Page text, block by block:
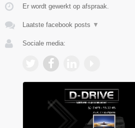
Er wordt gewerkt op afspraak.
Laatste facebook posts ▼
Sociale media: